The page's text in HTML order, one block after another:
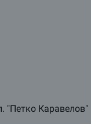
"Петко Каравелов"